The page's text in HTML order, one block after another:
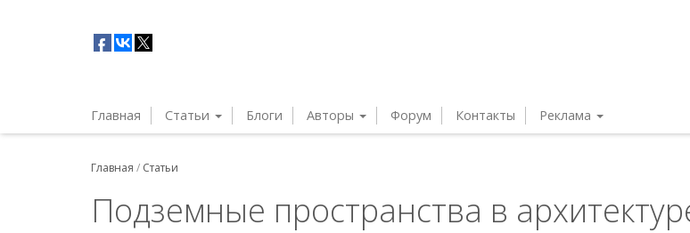
Главная Статьи Блоги Авторы Форум Контакты Реклама
Главная / Статьи
Подземные пространства в